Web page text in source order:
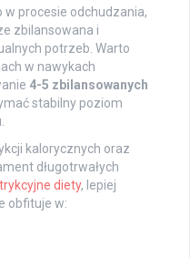
procesie odchudzania,
zbilansowana i
potrzeb. Warto
w nawykach
4-5 zbilansowanych
stabilny poziom
kalorycznych oraz
długotrwałych
diety, lepiej
obfituje w: